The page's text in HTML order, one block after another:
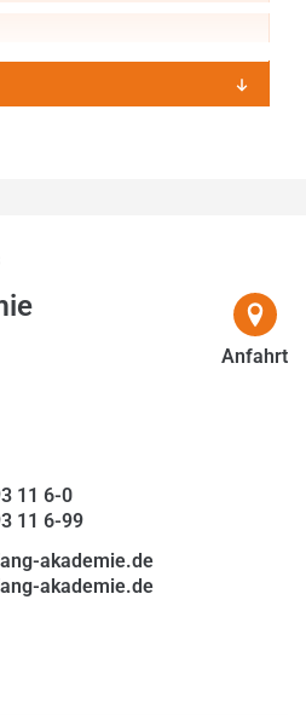
Anfahrt
11 6-0
11 6-99
akademie.de
akademie.de